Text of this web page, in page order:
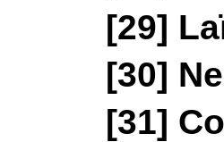
[29]
[30]
[31]